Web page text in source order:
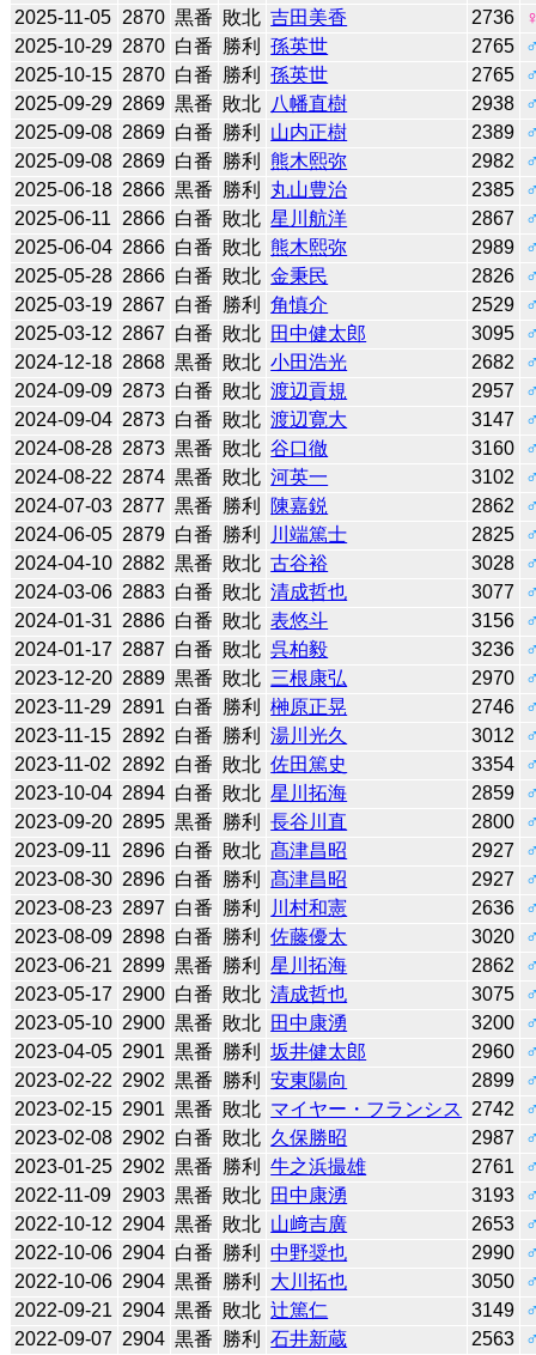
2025-11-05 2870 黒番 敗北 吉田美香 2736
2025-10-29 2870 白番 勝利 孫英世 2765
2025-10-15 2870 白番 勝利 孫英世 2765
2025-09-29 2869 黒番 敗北 八幡直樹 2938
2025-09-08 2869 白番 勝利 山内正樹 2389
2025-09-08 2869 白番 勝利 熊木熙弥 2982
2025-06-18 2866 黒番 勝利 丸山豊治 2385
2025-06-11
2866 白番 敗北 星川航洋 2867
2025-06-04 2866 白番 敗北 熊木熙弥 2989
2025-05-28 2866 白番 敗北 金秉民 2826
2025-03-19 2867 白番 勝利 角慎介 2529
2025-03-12 2867 白番 敗北 田中健太郎 3095
2024-12-18 2868 黒番 敗北 小田浩光 2682
2024-09-09 2873 白番 敗北 渡辺貢規 2957
2024-09-04 2873 白番 敗北 渡辺寛大 3147
2024-08-28 2873 黒番 敗北 谷口徹 3160
2024-08-22 2874 黒番 敗北 河英一 3102
2024-07-03 2877 黒番 勝利 陳嘉鋭 2862
2024-06-05 2879 白番 勝利 川端篤士 2825
2024-04-10 2882 黒番 敗北 古谷裕 3028
2024-03-06 2883 白番 敗北 清成哲也 3077
2024-01-31 2886 白番 敗北 表悠斗 3156
2024-01-17 2887 白番 敗北 呉柏毅 3236
2023-12-20 2889 黒番 敗北 三根康弘 2970
2023-11-29 2891 白番 勝利 榊原正晃 2746
2023-11-15 2892 白番 勝利 湯川光久 3012
2023-11-02
2892 白番 敗北 佐田篤史 3354
2023-10-04 2894 白番 敗北 星川拓海 2859
2023-09-20 2895 黒番 勝利 長谷川直 2800
2023-09-11
2896 白番 敗北 髙津昌昭 2927
2023-08-30 2896 白番 勝利 髙津昌昭 2927
2023-08-23 2897 白番 勝利 川村和憲 2636
2023-08-09 2898 白番 勝利 佐藤優太 3020
2023-06-21 2899 黒番 勝利 星川拓海 2862
2023-05-17 2900 白番 敗北 清成哲也 3075
2023-05-10 2900 黒番 敗北 田中康湧 3200
2023-04-05 2901 黒番 勝利 坂井健太郎 2960
2023-02-22 2902 黒番 勝利 安東陽向 2899
2023-02-15 2901 黒番 敗北 マイヤー・フランシス 2742
2023-02-08 2902 白番 敗北 久保勝昭 2987
2023-01-25 2902 黒番 勝利 牛之浜撮雄 2761
2022-11-09 2903 黒番 敗北 田中康湧 3193
2022-10-12 2904 黒番 敗北 山﨑吉廣 2653
2022-10-06 2904 白番 勝利 中野奨也 2990
2022-10-06 2904 黒番 勝利 大川拓也 3050
2022-09-21 2904 黒番 敗北 辻󠄀篤仁 3149
2022-09-07 2904 黒番 勝利 石井新蔵 2563